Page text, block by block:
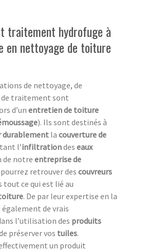
traitement hydrofuge à
en nettoyage de toiture
de nettoyage, de
de traitement sont
d’un entretien de toiture
). Ils sont destinés à
durablement la couverture de
l’infiltrationdes eaux
de notre entreprise de
pourrez retrouver des couvreurs
tout ce qui est lié au
. De par leur expertise en la
de vrais
l’utilisation des produits
préserver vos tuiles.
un produit